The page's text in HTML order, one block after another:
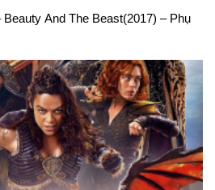
And The Beast(2017) – Phụ